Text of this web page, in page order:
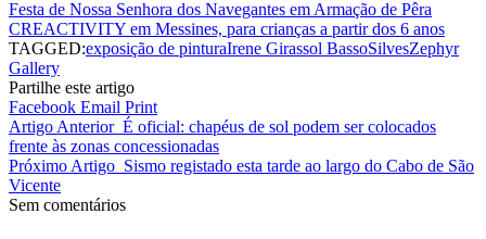
Festa de Nossa Senhora dos Navegantes em Armação de Pêra
CREACTIVITY em Messines, para crianças a partir dos 6 anos
TAGGED:exposição de pinturaIrene Girassol BassoSilvesZephyr
Gallery
Partilhe este artigo
Facebook Email Print
Artigo Anterior É oficial: chapéus de sol podem ser colocados
frente às zonas concessionadas
Próximo Artigo Sismo registado esta tarde ao largo do Cabo de São
Vicente
Sem comentários